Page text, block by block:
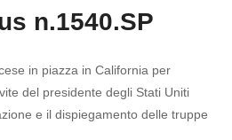
Embed Code
COSA E’ SUCCESSO?
n.1540.SP
in piazza in California per
del presidente degli Stati Uniti
e il dispiegamento delle truppe